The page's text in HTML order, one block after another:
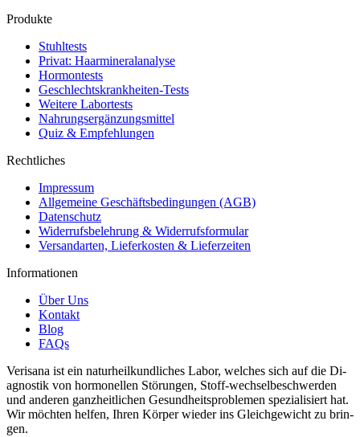
Produkte
Stuhltests
Privat: Haarmineralanalyse
Hormontests
Geschlechtskrankheiten-Tests
Weitere Labortests
Nahrungsergänzungsmittel
Quiz & Empfehlungen
Rechtliches
Impressum
Allgemeine Geschäftsbedingungen (AGB)
Datenschutz
Widerrufsbelehrung & Widerrufsformular
Versandarten, Lieferkosten & Lieferzeiten
Informationen
Über Uns
Kontakt
Blog
FAQs
Verisana ist ein naturheilkundliches La­bor, welches sich auf die Di­
ag­nos­tik von hor­monellen Störun­gen, Stof­f-wech­selbeschw­er­den
und an­deren ganzheitlichen Gesund­heit­sprob­le­men spezial­isiert hat.
Wir möchten helfen, Ihren Kör­per wieder ins Gle­ichgewicht zu brin­
gen.